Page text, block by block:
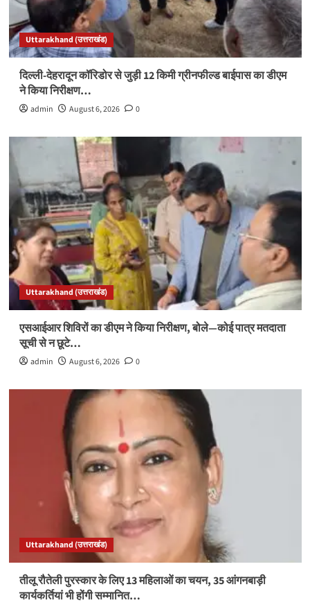
Uttarakhand (उत्तराखंड)
दिल्ली-देहरादून कॉरिडोर से जुड़ी 12 किमी ग्रीनफील्ड बाईपास का डीएम
ने किया निरीक्षण…
admin August 6, 2026 0
Uttarakhand (उत्तराखंड)
एसआईआर शिविरों का डीएम ने किया निरीक्षण, बोले—कोई पात्र मतदाता
सूची से न छूटे…
admin August 6, 2026 0
Uttarakhand (उत्तराखंड)
तीलू रौतेली पुरस्कार के लिए 13 महिलाओं का चयन, 35 आंगनबाड़ी
कार्यकर्तियां भी होंगी सम्मानित…